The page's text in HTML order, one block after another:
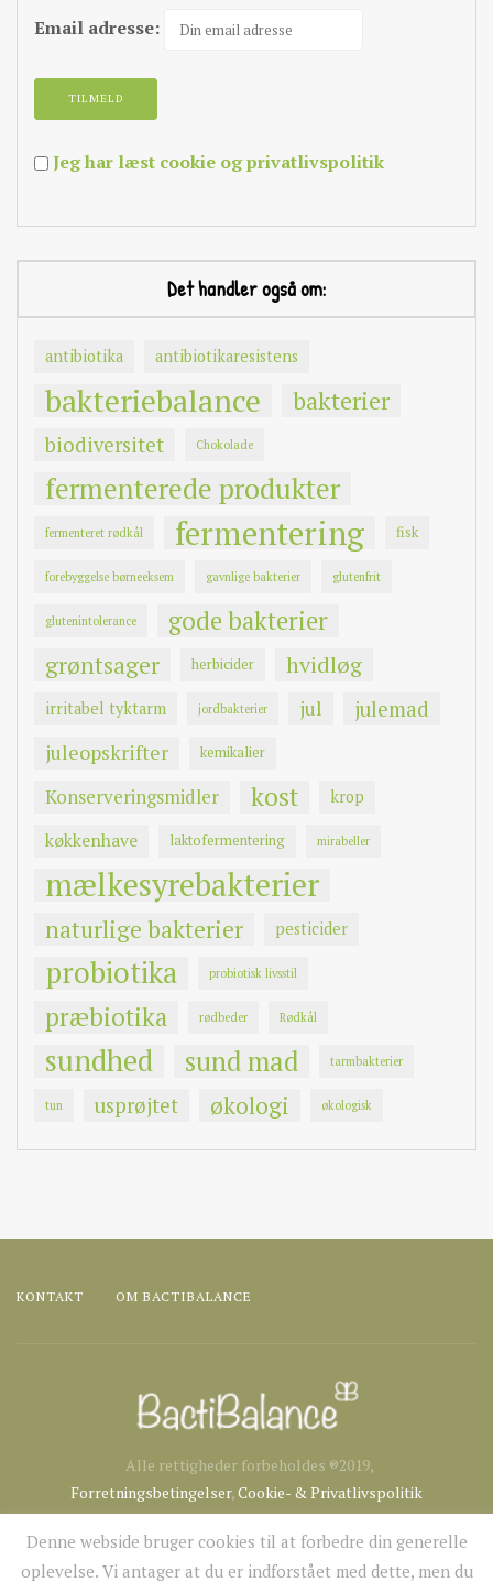
Email adresse:
Jeg har læst cookie og privatlivspolitik
Det handler også om:
antibiotika antibiotikaresistens
bakteriebalance bakterier
biodiversitet Chokolade
fermenterede produkter
fermenteret rødkål fermentering fisk
forebyggelse børneeksem gavnlige bakterier glutenfrit
glutenintolerance gode bakterier
grøntsager herbicider hvidløg
irritabel tyktarm jordbakterier jul julemad
juleopskrifter kemikalier
Konserveringsmidler kost krop
køkkenhave laktofermentering mirabeller
mælkesyrebakterier
naturlige bakterier pesticider
probiotika probiotisk livsstil
præbiotika rødbeder Rødkål
sundhed sund mad tarmbakterier
tun usprøjtet økologi økologisk
KONTAKT OM BACTIBALANCE
Alle rettigheder forbeholdes ®2019,
Forretningsbetingelser, Cookie- & Privatlivspolitik
Denne webside bruger cookies til at forbedre din generelle
oplevelse. Vi antager at du er indforstået med dette, men du